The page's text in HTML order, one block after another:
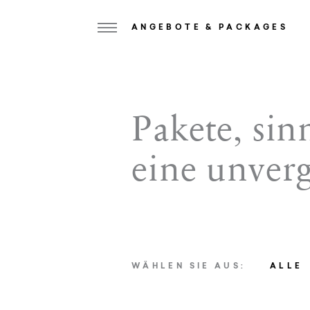
Weisses Kreuz
Ansitz zum Löwen
Kulinarik
ANGEBOTE & PACKAGES
Pakete,
eine
WÄHLEN SIE AUS: ALLE